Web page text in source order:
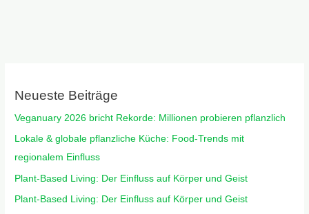
Neueste Beiträge
Veganuary 2026 bricht Rekorde: Millionen probieren pflanzlich
Lokale & globale pflanzliche Küche: Food-Trends mit
regionalem Einfluss
Plant-Based Living: Der Einfluss auf Körper und Geist
Plant-Based Living: Der Einfluss auf Körper und Geist